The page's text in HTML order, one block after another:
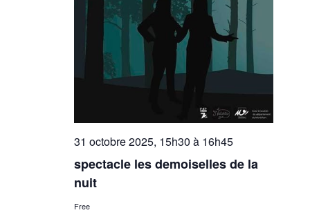
31 octobre 2025, 15h30 à 16h45
spectacle les demoiselles de la
nuit
Free